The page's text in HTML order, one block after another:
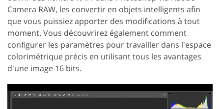
Camera RAW, les convertir en objets intelligents afin
que vous puissiez apporter des modifications à tout
moment. Vous découvrirez également comment
configurer les paramètres pour travailler dans l'espace
colorimétrique précis en utilisant tous les avantages
d'une image 16 bits.